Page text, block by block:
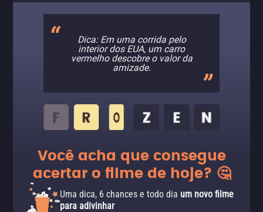
Dica: Em uma corrida pelo
interior dos EUA, um carro
vermelho descobre o valor da
amizade.
Você acha que consegue
acertar o filme de hoje? 🤔
Uma dica, 6 chances e todo dia um novo filme
para adivinhar